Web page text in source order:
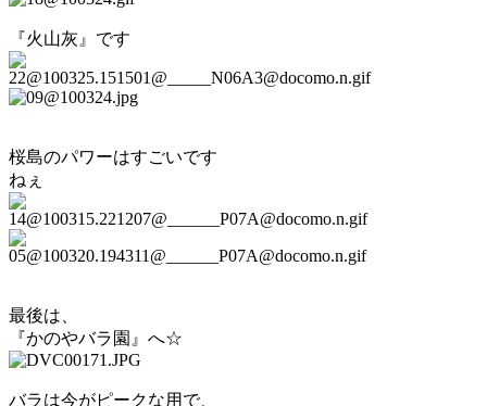
『火山灰』です
桜島のパワーはすごいです
ねぇ
最後は、
『かのやバラ園』へ☆
バラは今がピークな用で、